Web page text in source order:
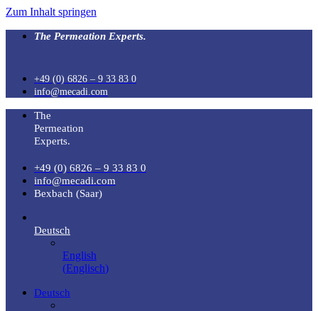
Zum Inhalt springen
The Permeation Experts.
+49 (0) 6826 – 9 33 83 0
info@mecadi.com
The
Permeation
Experts.
+49 (0) 6826 – 9 33 83 0
info@mecadi.com
Bexbach (Saar)
Deutsch
English
(Englisch)
Deutsch